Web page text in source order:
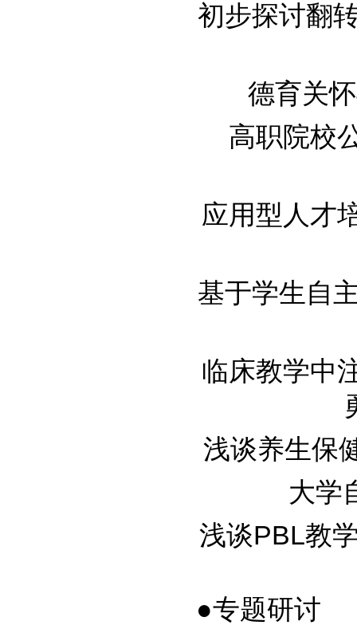
初步探讨翻
德育关
高职院校
应用型人才
基于学生自
临床教学中
浅谈养生保
大学
浅谈PBL教
●专题研讨